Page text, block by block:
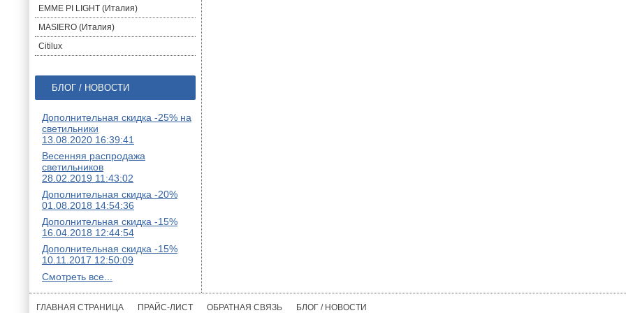
EMME PI LIGHT (Италия)
MASIERO (Италия)
Citilux
БЛОГ / НОВОСТИ
Дополнительная скидка -25% на
светильники
13.08.2020 16:39:41
Весенняя распродажа
светильников
28.02.2019 11:43:02
Дополнительная скидка -20%
01.08.2018 14:54:36
Дополнительная скидка -15%
16.04.2018 12:44:54
Дополнительная скидка -15%
10.11.2017 12:50:09
Смотреть все...
ГЛАВНАЯ СТРАНИЦА ПРАЙС-ЛИСТ ОБРАТНАЯ СВЯЗЬ БЛОГ / НОВОСТИ